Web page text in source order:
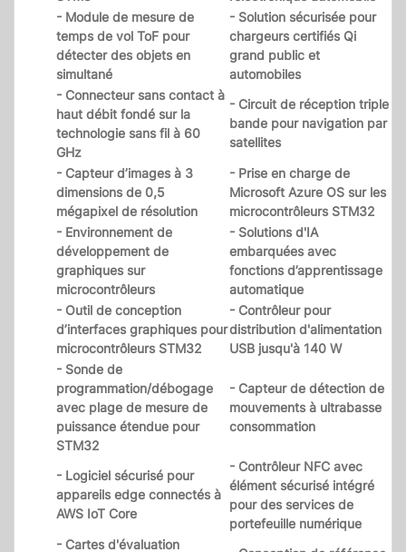
- Module de mesure de
temps de vol ToF pour
détecter des objets en
simultané
- Solution sécurisée pour
chargeurs certifiés Qi
grand public et
automobiles
- Connecteur sans contact à
haut débit fondé sur la
technologie sans fil à 60
GHz
- Circuit de réception triple
bande pour navigation par
satellites
- Capteur d’images à 3
dimensions de 0,5
mégapixel de résolution
- Prise en charge de
Microsoft Azure OS sur les
microcontrôleurs STM32
- Environnement de
développement de
graphiques sur
microcontrôleurs
- Solutions d'IA
embarquées avec
fonctions d’apprentissage
automatique
- Outil de conception
d’interfaces graphiques pour
microcontrôleurs STM32
- Contrôleur pour
distribution d'alimentation
USB jusqu'à 140 W
- Sonde de
programmation/débogage
avec plage de mesure de
puissance étendue pour
STM32
- Capteur de détection de
mouvements à ultrabasse
consommation
- Logiciel sécurisé pour
appareils edge connectés à
AWS IoT Core
- Contrôleur NFC avec
élément sécurisé intégré
pour des services de
portefeuille numérique
- Cartes d'évaluation